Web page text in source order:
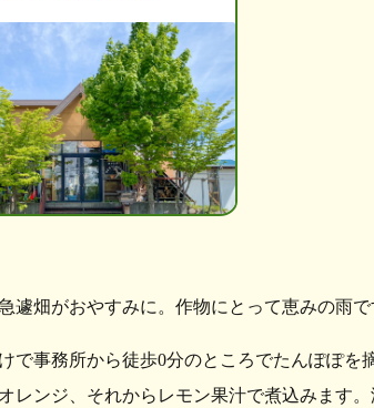
遽畑がおやすみに。作物にとって恵みの雨で
で事務所から徒歩0分のところでたんぽぽを
レンジ、それからレモン果汁で煮込みます